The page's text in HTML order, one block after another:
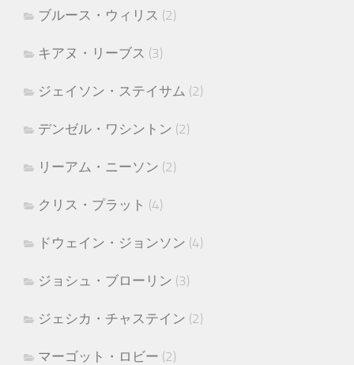
ブルース・ウィリス (2)
キアヌ・リーブス (3)
ジェイソン・ステイサム (2)
デンゼル・ワシントン (2)
リーアム・ニーソン (2)
クリス・プラット (4)
ドウェイン・ジョンソン (4)
ジョシュ・ブローリン (3)
ジェシカ・チャステイン (2)
マーゴット・ロビー (2)